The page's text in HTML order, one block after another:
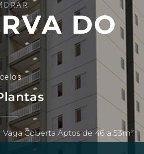
DO
Vaga Coberta Aptos de 46 a 53m²